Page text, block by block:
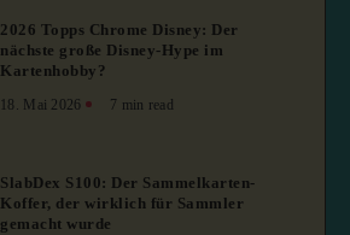
2026 Topps Chrome Disney: Der
nächste große Disney-Hype im
Kartenhobby?
18. Mai 2026 7 min read
SlabDex S100: Der Sammelkarten-
Koffer, der wirklich für Sammler
gemacht wurde